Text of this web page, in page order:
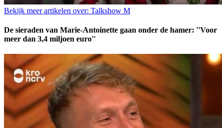
Bekijk meer artikelen over: Talkshow M
De sieraden van Marie-Antoinette gaan onder de hamer: ''Voor
meer dan 3,4 miljoen euro''